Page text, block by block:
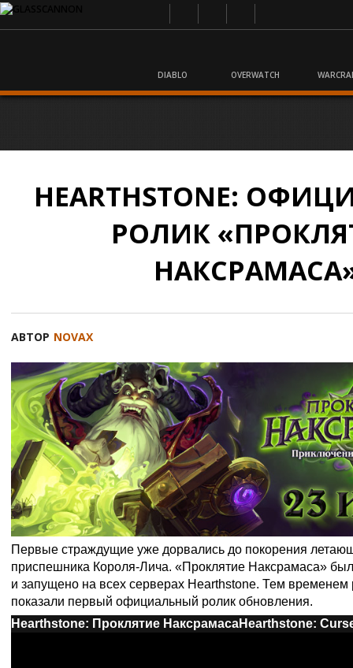
DIABLO OVERWATCH
HEARTHSTONE:
РОЛИК
АВТОР NOVAX
Первые страждущие уже дорвались до покорения
приспешника Короля-Лича. «Проклятие Наксрамаса»
и запущено на всех серверах Hearthstone. Тем временем
показали первый официальный ролик обновления.
Hearthstone: Проклятие НаксрамасаHearthstone: